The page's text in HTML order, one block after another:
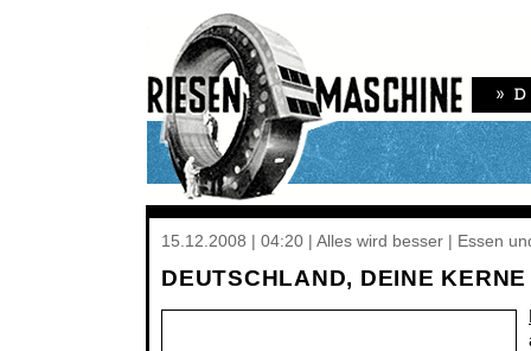
15.12.2008 | 04:20 | Alles wird besser | Essen
DEUTSCHLAND, DEINE KERNE